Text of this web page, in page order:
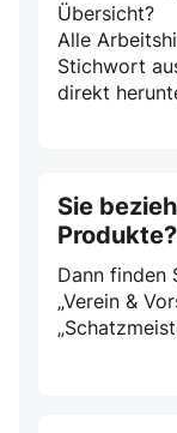
Übersicht?
Alle
Stichwort
direkt
Sie
Produkte?
Dann finden
„Verein &